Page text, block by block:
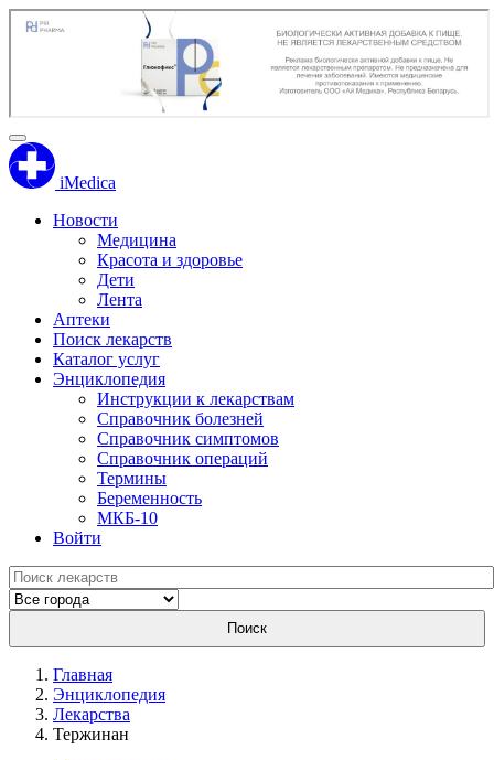
iMedica
Новости
Медицина
Красота и здоровье
Дети
Лента
Аптеки
Поиск лекарств
Каталог услуг
Энциклопедия
Инструкции к лекарствам
Справочник болезней
Справочник симптомов
Справочник операций
Термины
Беременность
МКБ-10
Войти
Поиск
Главная
Энциклопедия
Лекарства
Тержинан